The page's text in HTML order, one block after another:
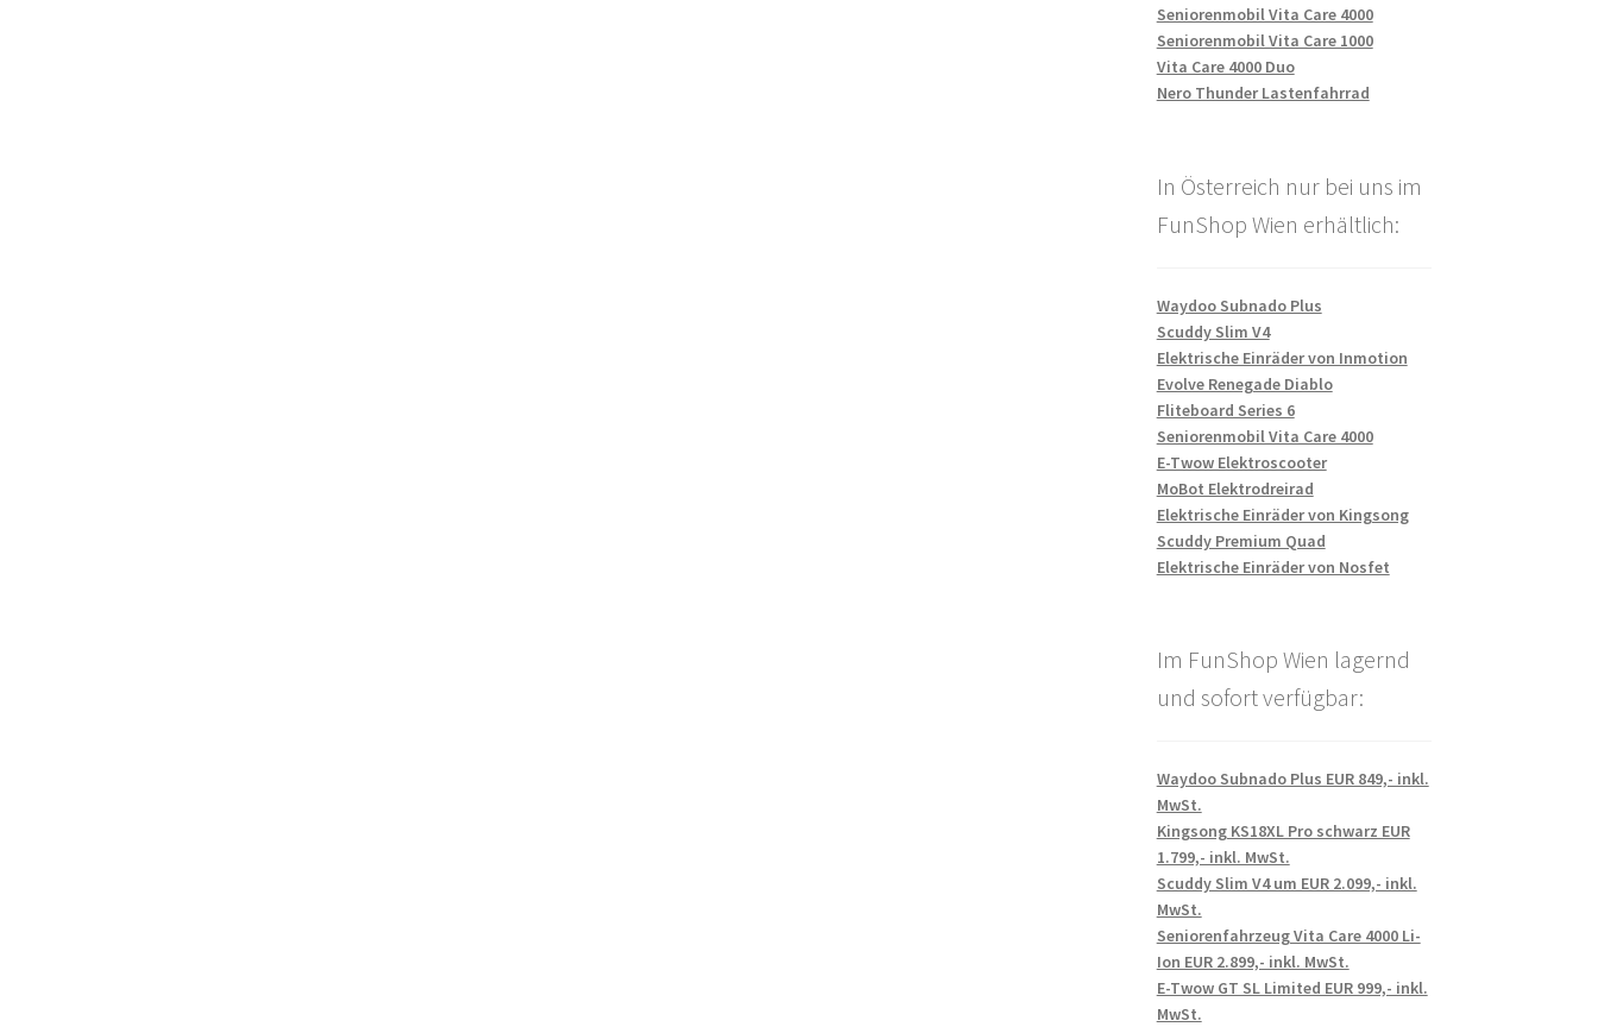
Seniorenmobil Vita Care 4000
Seniorenmobil Vita Care 1000
Vita Care 4000 Duo
Nero Thunder Lastenfahrrad
In Österreich nur bei uns im
FunShop Wien erhältlich:
Waydoo Subnado Plus
Scuddy Slim V4
Elektrische Einräder von Inmotion
Evolve Renegade Diablo
Fliteboard Series 6
Seniorenmobil Vita Care 4000
E-Twow Elektroscooter
MoBot Elektrodreirad
Elektrische Einräder von Kingsong
Scuddy Premium Quad
Elektrische Einräder von Nosfet
Im FunShop Wien lagernd
und sofort verfügbar:
Waydoo Subnado Plus EUR 849,- inkl.
MwSt.
Kingsong KS18XL Pro schwarz EUR
1.799,- inkl. MwSt.
Scuddy Slim V4 um EUR 2.099,- inkl.
MwSt.
Seniorenfahrzeug Vita Care 4000 Li-
Ion EUR 2.899,- inkl. MwSt.
E-Twow GT SL Limited EUR 999,- inkl.
MwSt.